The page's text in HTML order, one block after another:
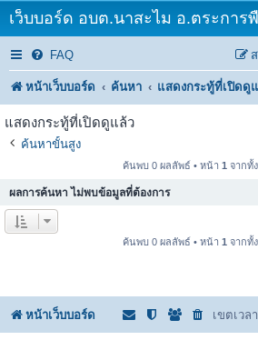
เว็บบอร์ด อบต.นาสะไม อ.ตระกา
FAQ
หน้าเว็บบอร์ด ค้นหา แสดงกระทู้ที่เปิดดู
แสดงกระทู้ที่เปิดดูแล้ว
ค้นหาขั้นสูง
ค้นพบ 0 ผลลัพธ์ • หน้า 1 จากทั้
ผลการค้นหา ไม่พบข้อมูลที่ต้องการ
ค้นพบ 0 ผลลัพธ์ • หน้า 1 จากทั้
หน้าเว็บบอร์ด เขตเวล